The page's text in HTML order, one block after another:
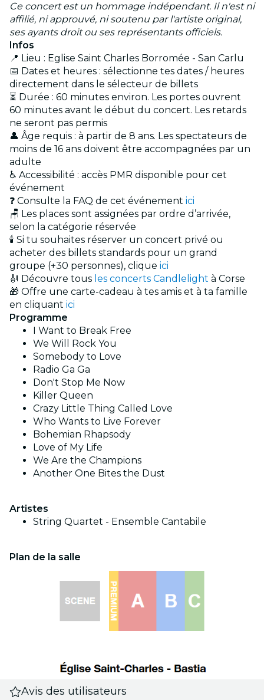
Ce concert est un hommage indépendant. Il n'est ni
affilié, ni approuvé, ni soutenu par l'artiste original,
ses ayants droit ou ses représentants officiels.
Infos
📍 Lieu : Eglise Saint Charles Borromée - San Carlu
📅 Dates et heures : sélectionne tes dates / heures
directement dans le sélecteur de billets
⏳ Durée : 60 minutes environ. Les portes ouvrent
60 minutes avant le début du concert. Les retards
ne seront pas permis
👤 Âge requis : à partir de 8 ans. Les spectateurs de
moins de 16 ans doivent être accompagnées par un
adulte
♿ Accessibilité : accès PMR disponible pour cet
événement
❓ Consulte la FAQ de cet événement ici
🪑 Les places sont assignées par ordre d’arrivée,
selon la catégorie réservée
🕯️ Si tu souhaites réserver un concert privé ou
acheter des billets standards pour un grand
groupe (+30 personnes), clique ici
🎻 Découvre tous les concerts Candlelight à Corse
🎁 Offre une carte-cadeau à tes amis et à ta famille
en cliquant ici
Programme
I Want to Break Free
We Will Rock You
Somebody to Love
Radio Ga Ga
Don't Stop Me Now
Killer Queen
Crazy Little Thing Called Love
Who Wants to Live Forever
Bohemian Rhapsody
Love of My Life
We Are the Champions
Another One Bites the Dust
Artistes
String Quartet - Ensemble Cantabile
Plan de la salle
Avis des utilisateurs